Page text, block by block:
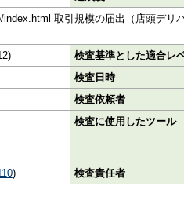
取引規模の届出（店頭デ
検査基準とした適合レ
検査日時
検査依頼者
検査に使用したツール
) 検査責任者